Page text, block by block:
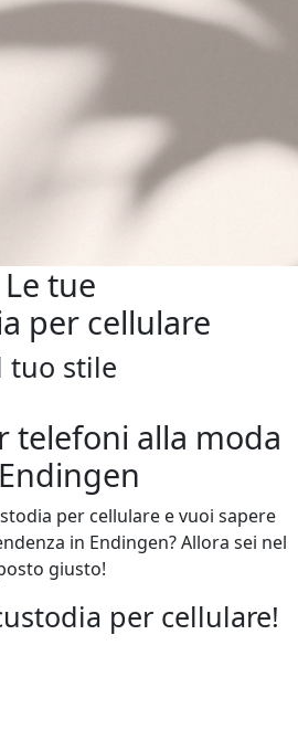
Le tue
per cellulare
tuo stile
telefoni alla moda
per cellulare e vuoi sapere
in Endingen? Allora sei nel
giusto!
per cellulare!